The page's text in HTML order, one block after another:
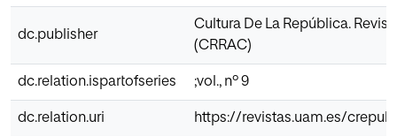
dc.publisher
Cultura De La República.
(CRRAC)
dc.relation.ispartofseries ;vol., nº 9
dc.relation.uri https://revistas.uam.es/